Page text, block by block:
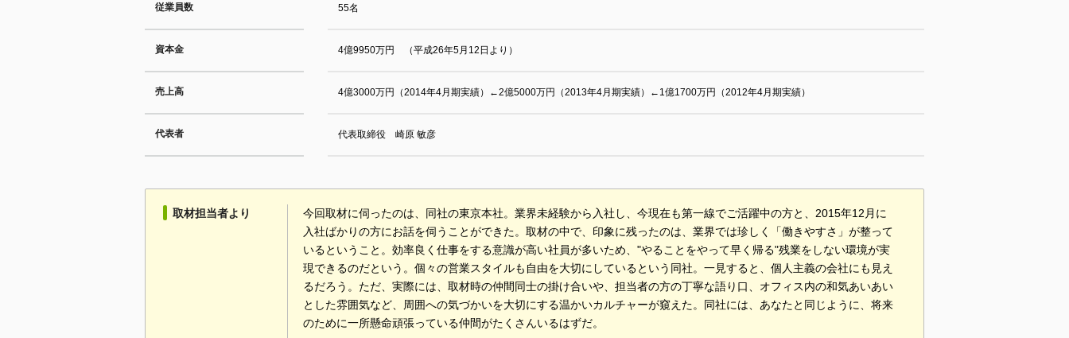
従業員数 55名
資本金 4億9950万円 （平成26年5月12日より）
売上高 4億3000万円（2014年4月期実績）←2億5000万円（2013年4月期実績）←1億1700万円（2012年4月期実績）
代表者 代表取締役 崎原 敏彦
取材担当者より
今回取材に伺ったのは、同社の東京本社。業界未経験から入社し、今現在も第一線でご活躍中の方と、2015年12月に
入社ばかりの方にお話を伺うことができた。取材の中で、印象に残ったのは、業界では珍しく「働きやすさ」が整って
いるということ。効率良く仕事をする意識が高い社員が多いため、"やることをやって早く帰る"残業をしない環境が実
現できるのだという。個々の営業スタイルも自由を大切にしているという同社。一見すると、個人主義の会社にも見え
るだろう。ただ、実際には、取材時の仲間同士の掛け合いや、担当者の方の丁寧な語り口、オフィス内の和気あいあい
とした雰囲気など、周囲への気づかいを大切にする温かいカルチャーが窺えた。同社には、あなたと同じように、将来
のために一所懸命頑張っている仲間がたくさんいるはずだ。